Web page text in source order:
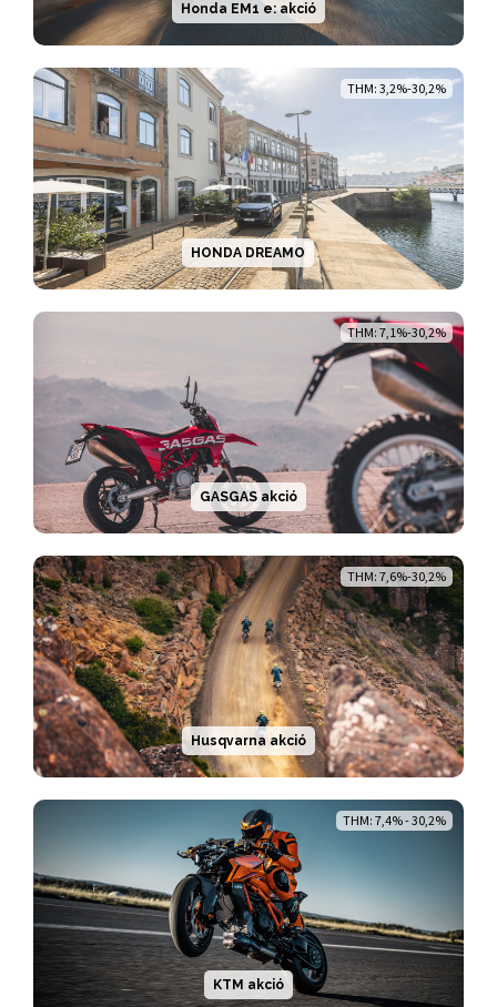
Honda EM1 e: akció
THM: 3,2%-30,2%
HONDA DREAMO
THM: 7,1%-30,2%
GASGAS akció
THM: 7,6%-30,2%
Husqvarna akció
THM: 7,4% - 30,2%
KTM akció